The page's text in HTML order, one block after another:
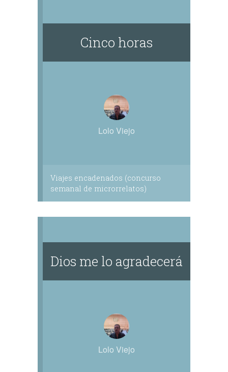
Cinco horas
Lolo Viejo
Viajes encadenados (concurso
semanal de microrrelatos)
Dios me lo agradecerá
Lolo Viejo